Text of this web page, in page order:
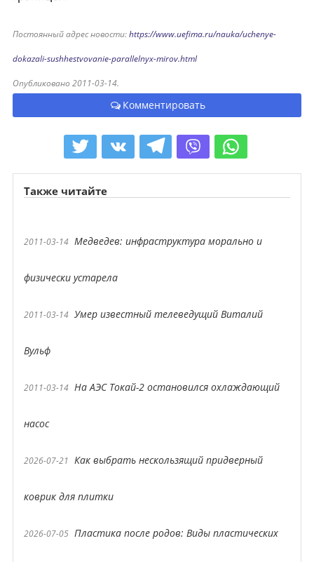
Постоянный адрес новости:https://www.uefima.ru/nauka/uchenye-
dokazali-sushhestvovanie-parallelnyx-mirov.html
Опубликовано 2011-03-14.
Комментировать
Также читайте
2011-03-14 Медведев: инфраструктура морально и
физически устарела
2011-03-14 Умер известный телеведущий Виталий
Вульф
2011-03-14 На АЭС Токай-2 остановился охлаждающий
насос
2026-07-21 Как выбрать нескользящий придверный
коврик для плитки
2026-07-05 Пластика после родов: Виды пластических